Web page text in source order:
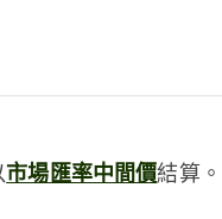
市場匯率中間價結算。